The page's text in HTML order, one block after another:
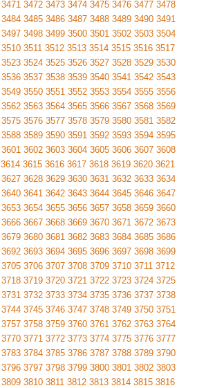
3471 3472 3473 3474 3475 3476 3477 3478
3484 3485 3486 3487 3488 3489 3490 3491
3497 3498 3499 3500 3501 3502 3503 3504
3510 3511 3512 3513 3514 3515 3516 3517
3523 3524 3525 3526 3527 3528 3529 3530
3536 3537 3538 3539 3540 3541 3542 3543
3549 3550 3551 3552 3553 3554 3555 3556
3562 3563 3564 3565 3566 3567 3568 3569
3575 3576 3577 3578 3579 3580 3581 3582
3588 3589 3590 3591 3592 3593 3594 3595
3601 3602 3603 3604 3605 3606 3607 3608
3614 3615 3616 3617 3618 3619 3620 3621
3627 3628 3629 3630 3631 3632 3633 3634
3640 3641 3642 3643 3644 3645 3646 3647
3653 3654 3655 3656 3657 3658 3659 3660
3666 3667 3668 3669 3670 3671 3672 3673
3679 3680 3681 3682 3683 3684 3685 3686
3692 3693 3694 3695 3696 3697 3698 3699
3705 3706 3707 3708 3709 3710 3711 3712
3718 3719 3720 3721 3722 3723 3724 3725
3731 3732 3733 3734 3735 3736 3737 3738
3744 3745 3746 3747 3748 3749 3750 3751
3757 3758 3759 3760 3761 3762 3763 3764
3770 3771 3772 3773 3774 3775 3776 3777
3783 3784 3785 3786 3787 3788 3789 3790
3796 3797 3798 3799 3800 3801 3802 3803
3809 3810 3811 3812 3813 3814 3815 3816